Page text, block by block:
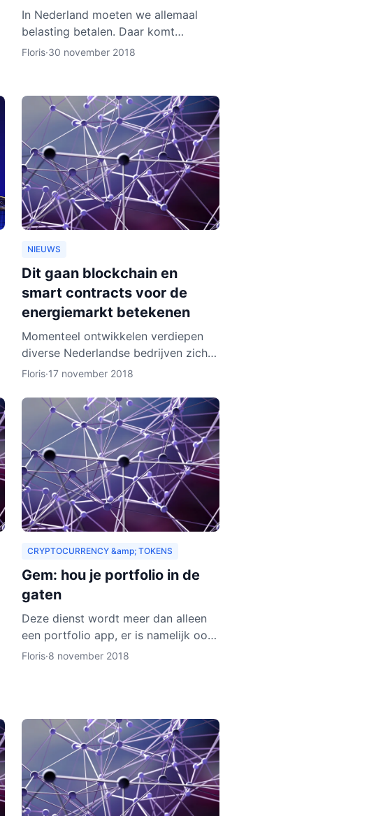
In Nederland moeten we allemaal
belasting betalen. Daar komt
niemand onderuit. Hoewel we
Floris·30 november 2018
NIEUWS
Dit gaan blockchain en
smart contracts voor de
energiemarkt betekenen
Momenteel ontwikkelen verdiepen
diverse Nederlandse bedrijven zich
in de blockchain technologie. Enkele
Rotterdam, testen de toepass
Floris·17 november 2018
CRYPTOCURRENCY &amp; TOKENS
Gem: hou je portfolio in de
gaten
Deze dienst wordt meer dan alleen
een portfolio app, er is namelijk ook
een wallet in ontwikkeling. Deze
Floris·8 november 2018